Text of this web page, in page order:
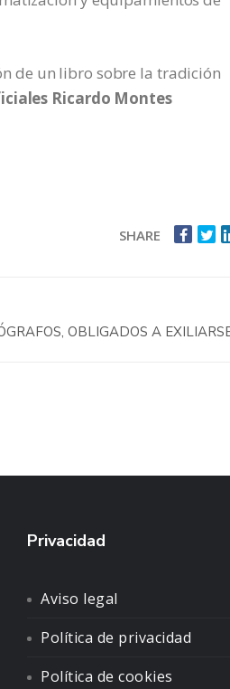
de un libro sobre la tradición
Ricardo Montes
SHARE
OBLIGADOS A
Privacidad
Aviso legal
Política de privacidad
Política de cookies